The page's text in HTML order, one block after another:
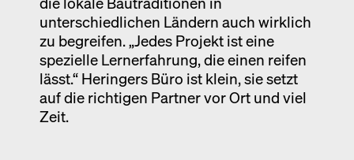
unterschiedlichen Ländern auch wirklich
zu begreifen. „Jedes Projekt ist eine
spezielle Lernerfahrung, die einen reifen
lässt.“ Heringers Büro ist klein, sie setzt
auf die richtigen Partner vor Ort und viel
Zeit.